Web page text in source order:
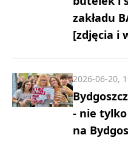
zakładu
[zdjęcia i
- nie tylko
na
2026-06-20,